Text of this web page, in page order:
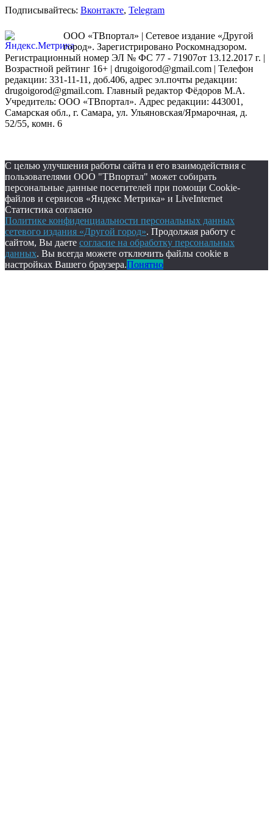
Подписывайтесь: Вконтакте, Telegram
ООО «ТВпортал» | Сетевое издание «Другой
город». Зарегистрировано Роскомнадзором.
Регистрационный номер ЭЛ № ФС 77 - 71907от 13.12.2017 г. |
Возрастной рейтинг 16+ | drugoigorod@gmail.com | Телефон
редакции: 331-11-11, доб.406, адрес эл.почты редакции:
drugoigorod@gmail.com. Главный редактор Фёдоров М.А.
Учредитель: ООО «ТВпортал». Адрес редакции: 443001,
Самарская обл., г. Самара, ул. Ульяновская/Ярмарочная, д.
52/55, комн. 6
С целью улучшения работы сайта и его взаимодействия с
пользователями ООО "ТВпортал" может собирать
персональные данные посетителей при помощи Cookie-
файлов и сервисов «Яндекс Метрика» и LiveInternet
Статистика согласно
Политике конфиденциальности персональных данных
сетевого издания «Другой город». Продолжая работу с
сайтом, Вы даете согласие на обработку персональных
данных. Вы всегда можете отключить файлы cookie в
настройках Вашего браузера.Понятно